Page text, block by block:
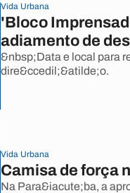
Vida Urbana
'Bloco
adiamento de
&nbsp;Data e local para
dire&ccedil;&atilde;o.
Vida Urbana
Camisa de força
Na Para&iacute;ba, a